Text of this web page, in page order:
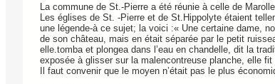
La commune de St.-Pierre a été réunie à celle de
Les églises de St. -Pierre et de St.Hippolyte étaient
une légende-à ce sujet; la voici :« Une certaine dame,
de son château, mais en était séparée par le petit
elle.tomba et plongea dans l’eau en chandelle, dit la
exposée à glisser sur la malencontreuse planche, elle
Il faut convenir que le moyen n’était pas le plus